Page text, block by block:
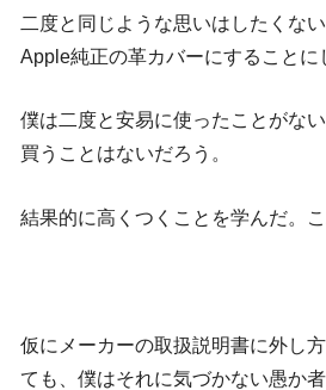
二度と同じような思いはしたくな
Apple純正の革カバーにすることに
僕は二度と安易に使ったことがな
買うことはないだろう。
結果的に高くつくことを学んだ。こ
仮にメーカーの取扱説明書に外し
ても、僕はそれに気づかない愚か者